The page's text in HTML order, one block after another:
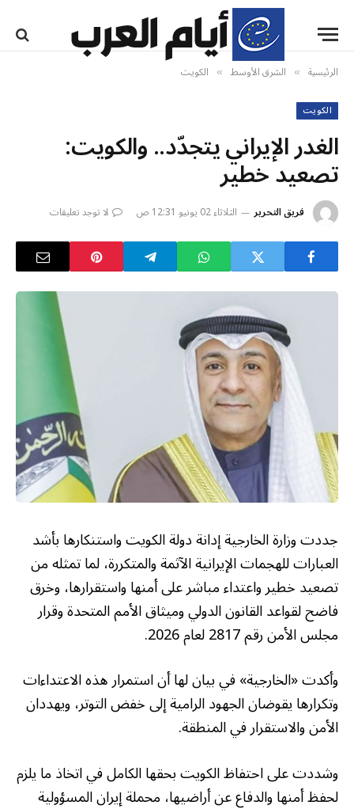
الرئيسية » الشرق الأوسط » الكويت
الكويت
الغدر الإيراني يتجدّد.. والكويت:
تصعيد خطير
فريق التحرير الثلاثاء 02 يونيو 12:31 ص لا توجد تعليقات
جددت وزارة الخارجية إدانة دولة الكويت واستنكارها بأشد
العبارات للهجمات الإيرانية الآثمة والمتكررة، لما تمثله من
تصعيد خطير واعتداء مباشر على أمنها واستقرارها، وخرق
فاضح لقواعد القانون الدولي وميثاق الأمم المتحدة وقرار
مجلس الأمن رقم 2817 لعام 2026.
وأكدت «الخارجية» في بيان لها أن استمرار هذه الاعتداءات
وتكرارها يقوضان الجهود الرامية إلى خفض التوتر، ويهددان
الأمن والاستقرار في المنطقة.
وشددت على احتفاظ الكويت بحقها الكامل في اتخاذ ما يلزم
لحفظ أمنها والدفاع عن أراضيها، محملة إيران المسؤولية